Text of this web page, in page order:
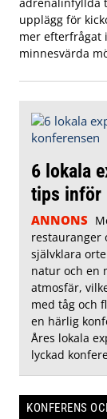
adrenalinfyllda
upplägg för
mer efterfrågat
minnesvärda
6 lokala
tips inför
ANNONS
restauranger
självklara
natur och en
atmosfär,
med tåg och
en härlig
Åres lokala
lyckad
KONFERENS